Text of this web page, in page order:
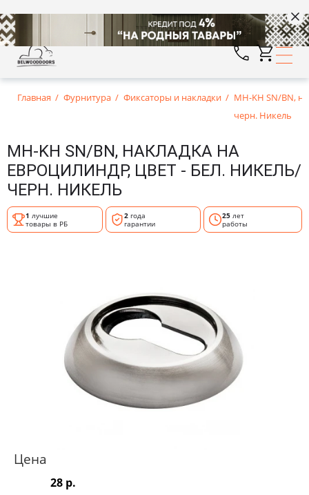
Главная Фурнитура Фиксаторы и накладки
MH-KH SN/BN,
черн. Никель
MH-KH SN/BN, НАКЛАДКА НА
ЕВРОЦИЛИНДР, ЦВЕТ - БЕЛ. НИКЕЛЬ/
ЧЕРН. НИКЕЛЬ
1 лучшие
товары в РБ
2года
гарантии
25 лет
работы
Цена
28 р.